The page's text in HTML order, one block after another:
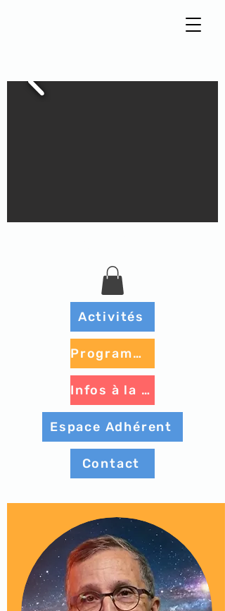
Activités
Contact
Espace Adhérent
Infos à la une
Programme à venir